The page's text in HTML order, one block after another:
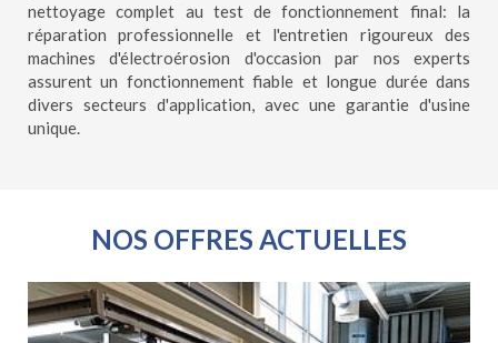
nettoyage complet au test de fonctionnement final: la
réparation professionnelle et l'entretien rigoureux des
machines d'électroérosion d'occasion par nos experts
assurent un fonctionnement fiable et longue durée dans
divers secteurs d'application, avec une garantie d'usine
unique.
NOS OFFRES ACTUELLES